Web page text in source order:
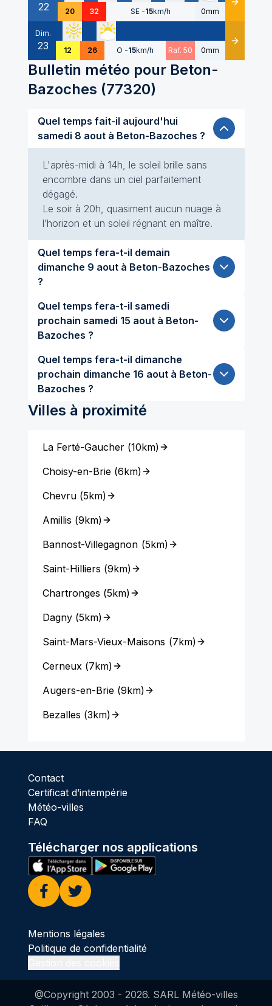
22 20 32 SE -15km/h 0mm Détails
Dim.
23 12 26 O -15km/h Raf. 50 0mm Détails
Bulletin météo pour Beton-
Bazoches (77320)
Quel temps fait-il aujourd'hui
samedi 8 aout à Beton-Bazoches ?
L'après-midi à 14h, le soleil brille sans
encombre dans un ciel parfaitement
dégagé.
Le soir à 20h, quasiment aucun nuage à
l’horizon et un soleil régnant en maître.
Quel temps fera-t-il demain
dimanche 9 aout à Beton-Bazoches
?
Quel temps fera-t-il samedi
prochain samedi 15 aout à Beton-
Bazoches ?
Quel temps fera-t-il dimanche
prochain dimanche 16 aout à Beton-
Bazoches ?
Villes à proximité
La Ferté-Gaucher(10km)
Choisy-en-Brie(6km)
Chevru(5km)
Amillis (9km)
Bannost-Villegagnon (5km)
Saint-Hilliers (9km)
Chartronges (5km)
Dagny(5km)
Saint-Mars-Vieux-Maisons (7km)
Cerneux(7km)
Augers-en-Brie(9km)
Bezalles (3km)
Contact
Certificat d’intempérie
Météo-villes
FAQ
Télécharger nos applications
Facebook
Twitter
Mentions légales
Politique de confidentialité
@Copyright 2003 - 2026. SARL Météo-villes